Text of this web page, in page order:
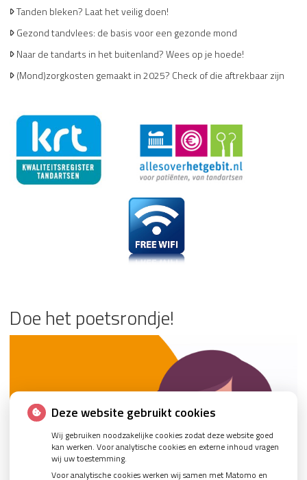
Tanden bleken? Laat het veilig doen!
Gezond tandvlees: de basis voor een gezonde mond
Naar de tandarts in het buitenland? Wees op je hoede!
(Mond)zorgkosten gemaakt in 2025? Check of die aftrekbaar zijn
Doe het poetsrondje!
Deze website gebruikt cookies
Wij gebruiken noodzakelijke cookies zodat deze website goed
kan werken. Voor analytische cookies en externe inhoud vragen
wij uw toestemming.
Voor analytische cookies werken wij samen met Matomo en